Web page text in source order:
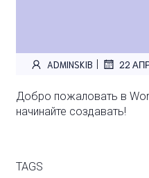
ADMINSKIB 22
Добро пожаловать в
начинайте создавать!
TAGS